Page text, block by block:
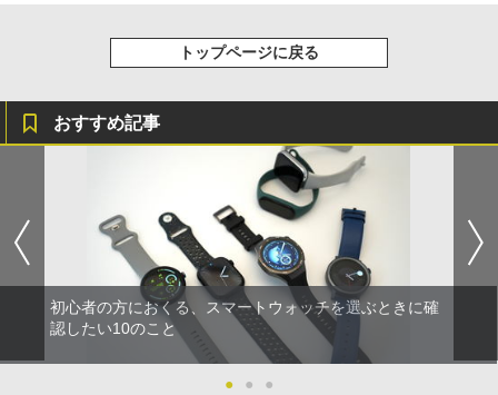
トップページに戻る
おすすめ記事
初心者の方におくる、スマートウォッチを選ぶときに確
認したい10のこと
● ● ●